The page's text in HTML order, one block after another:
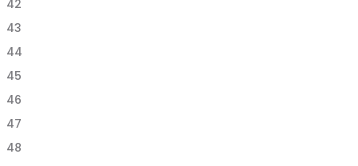
42
43
44
45
46
47
48